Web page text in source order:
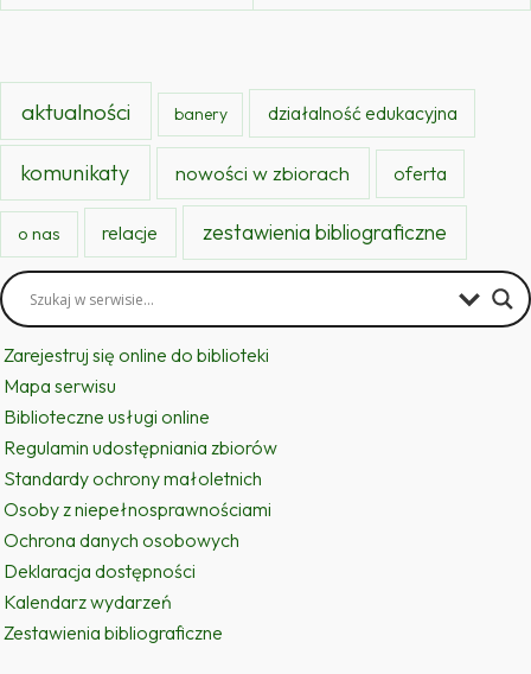
aktualności banery działalność edukacyjna
komunikaty nowości w zbiorach oferta
o nas relacje zestawienia bibliograficzne
Zarejestruj się online do biblioteki
Mapa serwisu
Biblioteczne usługi online
Regulamin udostępniania zbiorów
Standardy ochrony małoletnich
Osoby z niepełnosprawnościami
Ochrona danych osobowych
Deklaracja dostępności
Kalendarz wydarzeń
Zestawienia bibliograficzne